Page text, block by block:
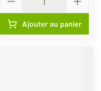
Ajouter au panier